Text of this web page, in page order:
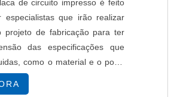
de circuito impresso é feito
especialistas que irão realizar
projeto de fabricação para ter
das especificações que
como o material e o porte
fim de determinar quais serão
tempo necessário para a